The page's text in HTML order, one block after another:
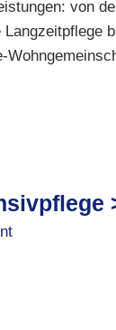
von
Langzeitpflege